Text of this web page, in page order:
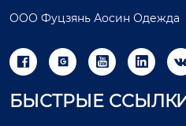
ООО Фуцзянь Аосин Одежда
   
БЫСТРЫЕ